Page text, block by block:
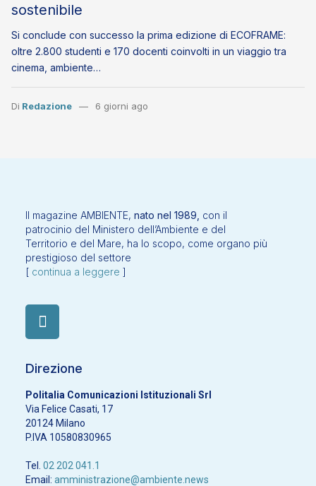
sostenibile
Si conclude con successo la prima edizione di ECOFRAME:
oltre 2.800 studenti e 170 docenti coinvolti in un viaggio tra
cinema, ambiente…
Di Redazione 6 giorni ago
Il magazine AMBIENTE, nato nel 1989, con il
patrocinio del Ministero dell’Ambiente e del
Territorio e del Mare, ha lo scopo, come organo più
prestigioso del settore
[ continua a leggere ]
Direzione
Politalia Comunicazioni Istituzionali Srl
Via Felice Casati, 17
20124 Milano
P.IVA 10580830965
Tel. 02 202 041.1
Email: amministrazione@ambiente.news